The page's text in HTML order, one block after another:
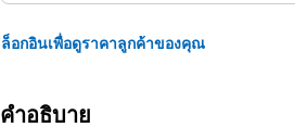
ล็อกอินเพื่อดูราคาลูกค้าของคุณ
คำอธิบาย